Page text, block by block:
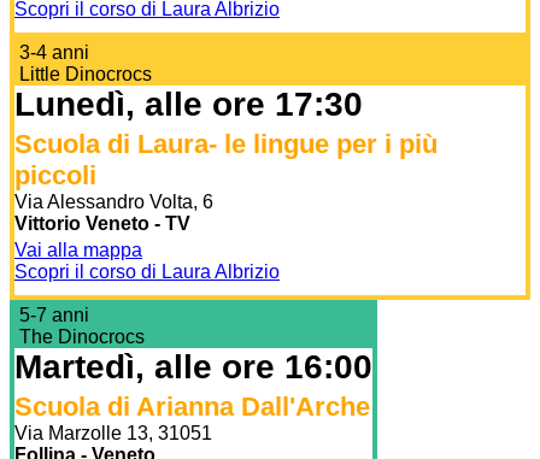
Scopri il corso di Laura Albrizio
3-4 anni
Little Dinocrocs
Lunedì, alle ore 17:30
Scuola di Laura- le lingue per i più
piccoli
Via Alessandro Volta, 6
Vittorio Veneto - TV
Vai alla mappa
Scopri il corso di Laura Albrizio
5-7 anni
The Dinocrocs
Martedì, alle ore 16:00
Scuola di Arianna Dall'Arche
Via Marzolle 13, 31051
Follina - Veneto